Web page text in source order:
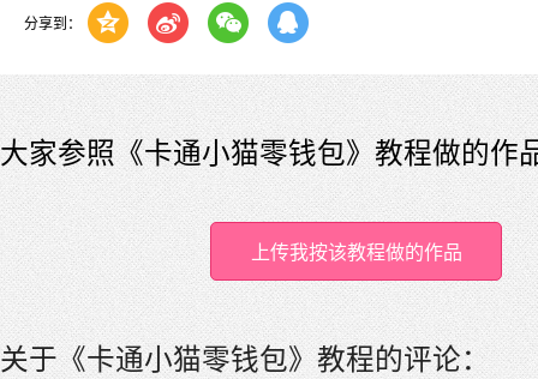
分享到：
大家参照《卡通小猫零钱包》教程做的作
上传我按该教程做的作品
关于《卡通小猫零钱包》教程的评论：